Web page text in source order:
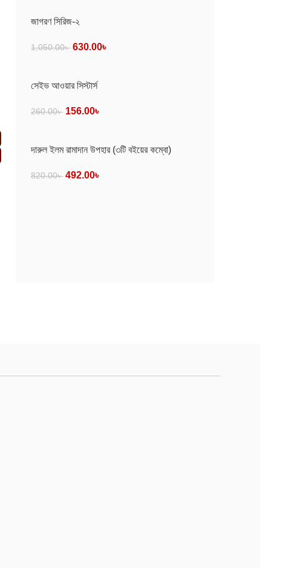
জাগরণ সিরিজ-২
1,050.00৳ 630.00৳
সেইভ আওয়ার সিস্টার্স
260.00৳ 156.00৳
দারুল ইলম রামাদান উপহার (৩টি বইয়ের কম্বো)
820.00৳ 492.00৳